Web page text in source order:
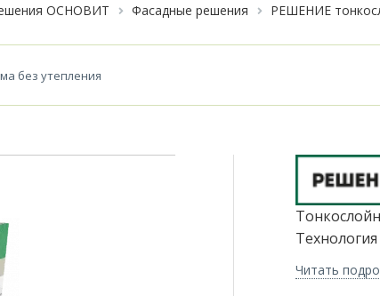
ОСНОВИТ Фасадные решения РЕШЕНИЕ
без утепления
Читать